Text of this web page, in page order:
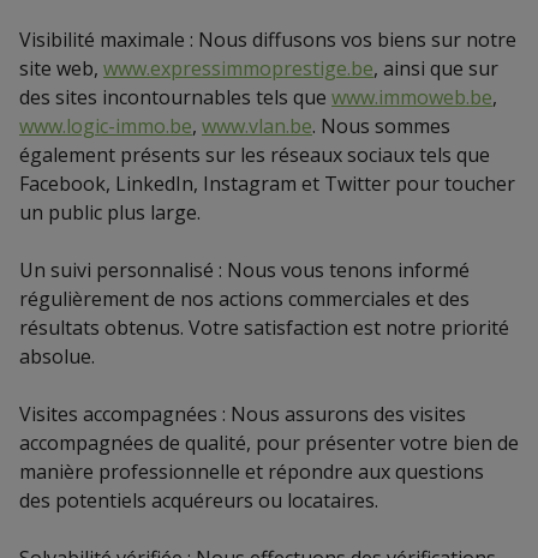
Visibilité maximale : Nous diffusons vos biens sur notre
site web, www.expressimmoprestige.be, ainsi que sur
des sites incontournables tels que www.immoweb.be,
www.logic-immo.be, www.vlan.be. Nous sommes
également présents sur les réseaux sociaux tels que
Facebook, LinkedIn, Instagram et Twitter pour toucher
un public plus large.
Un suivi personnalisé : Nous vous tenons informé
régulièrement de nos actions commerciales et des
résultats obtenus. Votre satisfaction est notre priorité
absolue.
Visites accompagnées : Nous assurons des visites
accompagnées de qualité, pour présenter votre bien de
manière professionnelle et répondre aux questions
des potentiels acquéreurs ou locataires.